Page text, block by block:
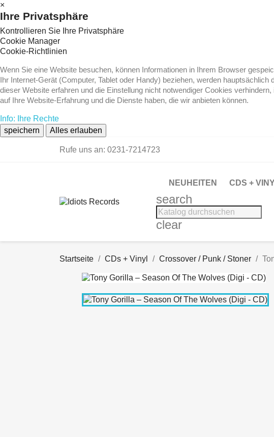
×
Ihre Privatsphäre
Kontrollieren Sie Ihre Privatsphäre
Cookie Manager
Cookie-Richtlinien
Wenn Sie eine Website besuchen, können Informationen in Ihrem Browser
Ihr Internet-Gerät (Computer, Tablet oder Handy) beziehen, werden
dieser Website erfahren und die Einstellung nicht notwendiger Cookies
auf Ihre Website-Erfahrung und die Dienste haben, die wir anbieten können.
Info: Ihre Rechte
speichern
Alles erlauben
Rufe uns an: 0231-7214723
NEUHEITEN CDS +
search
clear
Startseite CDs + Vinyl Crossover / Punk / Stoner